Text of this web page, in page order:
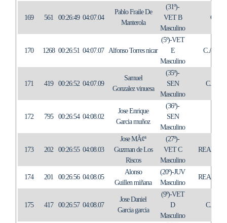
169 561 00:26:49 04:07.04
Pablo Fraile De
Manterola
(31º)-
VET B
Masculino
C.T.
170 1268 00:26:51 04:07.07 Alfonso Torres nicar
(5º)-VET
E
Masculino
C.A.
171 419 00:26:52 04:07.09
Samuel
Gonzalez vinuesa
(35º)-
SEN
Masculino
C.T.
172 795 00:26:54 04:08.02
Jose Enrique
Garcia muñoz
(36º)-
SEN
Masculino
173 202 00:26:55 04:08.03
Jose MÃ¢ª
Guzman de Los
Riscos
(27º)-
VET C
Masculino
REAL
174 201 00:26:56 04:08.05
Alonso
Guillen miñana
(20º)-JUV
Masculino
REAL
175 417 00:26:57 04:08.07
Jose Daniel
Garcia garcia
(9º)-VET
D
Masculino
C.T.